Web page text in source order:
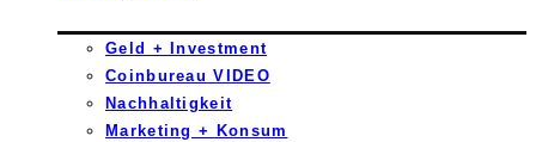
Geld + Investment
Coinbureau VIDEO
Nachhaltigkeit
Marketing + Konsum